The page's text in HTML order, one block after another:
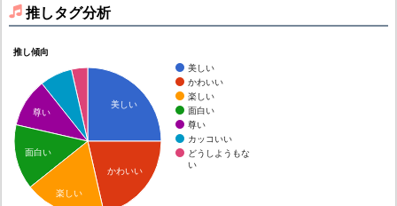
推しタグ分析
推し傾向
美しい
かわいい
楽しい
面白い
尊い
カッコいい
どうしようもな
い
美しい
かわいい
尊い
面白い
楽しい